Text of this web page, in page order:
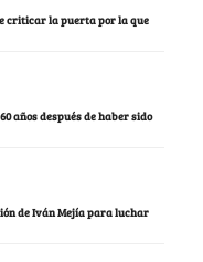
criticar la puerta por la que
años después de haber sido
de Iván Mejía para luchar